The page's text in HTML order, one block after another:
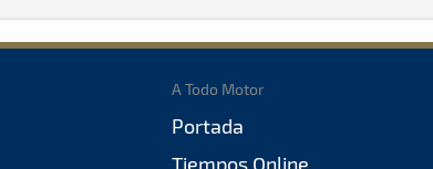
A Todo Motor
Portada
Tiempos Online